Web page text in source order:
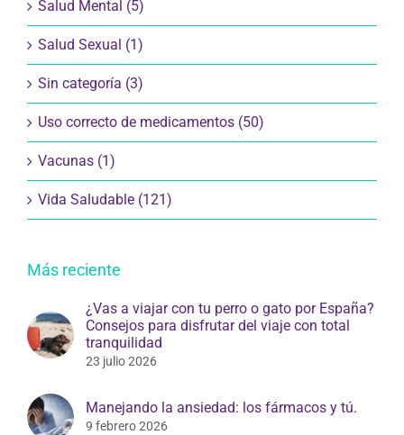
Salud Mental (5)
Salud Sexual (1)
Sin categoría (3)
Uso correcto de medicamentos (50)
Vacunas (1)
Vida Saludable (121)
Más reciente
¿Vas a viajar con tu perro o gato por España?
Consejos para disfrutar del viaje con total
tranquilidad
23 julio 2026
Manejando la ansiedad: los fármacos y tú.
9 febrero 2026